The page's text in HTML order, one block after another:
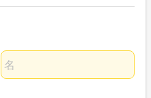
名前の名